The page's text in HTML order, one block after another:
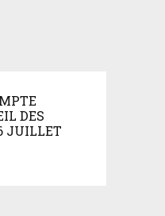
DES
JUILLET